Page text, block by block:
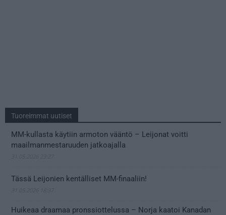
Tuoreimmat uutiset
MM-kullasta käytiin armoton vääntö – Leijonat voitti
maailmanmestaruuden jatkoajalla
Tässä Leijonien kentälliset MM-finaaliin!
Huikeaa draamaa pronssiottelussa – Norja kaatoi Kanadan